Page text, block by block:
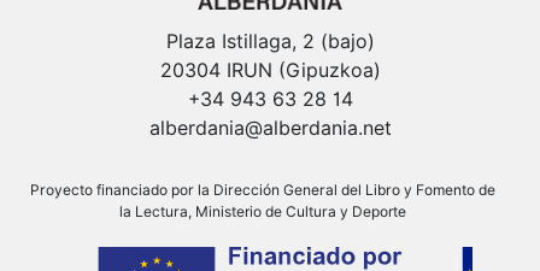
Plaza Istillaga, 2 (bajo)
20304 IRUN (Gipuzkoa)
+34 943 63 28 14
alberdania@alberdania.net
Proyecto financiado por la Dirección General del Libro y Fomento de
la Lectura, Ministerio de Cultura y Deporte